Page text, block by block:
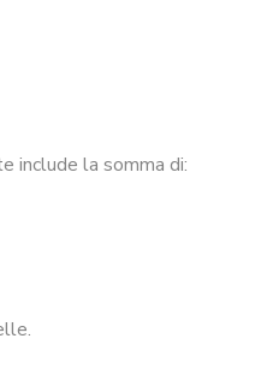
include la somma di: